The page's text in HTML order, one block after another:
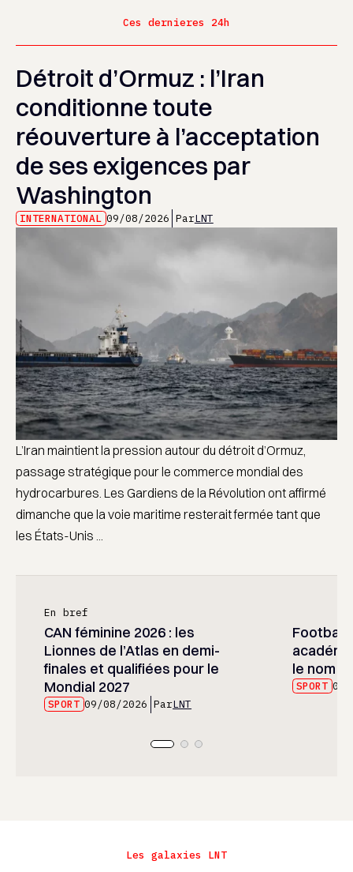
Ces dernieres 24h
Détroit d’Ormuz : l’Iran
conditionne toute
réouverture à l’acceptation
de ses exigences par
Washington
INTERNATIONAL 09/08/2026 ParLNT
L’Iran maintient la pression autour du détroit d’Ormuz,
passage stratégique pour le commerce mondial des
hydrocarbures. Les Gardiens de la Révolution ont affirmé
dimanche que la voie maritime resterait fermée tant que
les États-Unis ...
En bref
CAN féminine 2026 : les
Lionnes de l’Atlas en demi-
finales et qualifiées pour le
Mondial 2027
SPORT 09/08/2026 ParLNT
Football
le nom
SPORT 09/
Les galaxies LNT